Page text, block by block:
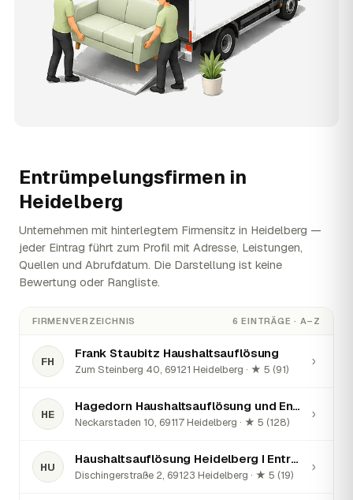
Entrümpelungsfirmen in
Heidelberg
Unternehmen mit hinterlegtem Firmensitz in Heidelberg —
jeder Eintrag führt zum Profil mit Adresse, Leistungen,
Quellen und Abrufdatum. Die Darstellung ist keine
Bewertung oder Rangliste.
FIRMENVERZEICHNIS 6 EINTRÄGE · A–Z
FH
Frank Staubitz Haushaltsauflösung
Zum Steinberg 40, 69121 Heidelberg · ★ 5 (91)
›
HE
Hagedorn Haushaltsauflösung und Entrümpelungen
Neckarstaden 10, 69117 Heidelberg · ★ 5 (128)
›
HU
Haushaltsauflösung Heidelberg I Entrümpelungen, Wohnungsauflösungen und Firmenauflösungen in Heidelberg und Umgebung
Dischingerstraße 2, 69123 Heidelberg · ★ 5 (19)
›